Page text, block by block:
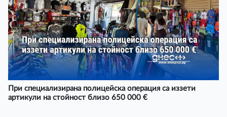
При специализирана полицейска операция са иззети
артикули на стойност близо 650 000 €